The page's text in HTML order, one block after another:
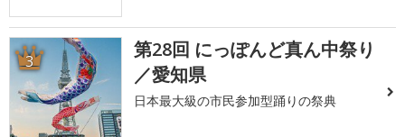
3
第28回 にっぽんど真ん中祭り
／愛知県
日本最大級の市民参加型踊りの祭典